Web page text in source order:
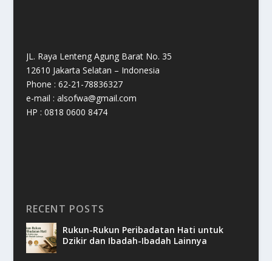
JL. Raya Lenteng Agung Barat No. 35
12610 Jakarta Selatan – Indonesia
Phone : 62-21-78836327
e-mail : alsofwa@gmail.com
HP : 0818 0600 8474
RECENT POSTS
Rukun-Rukun Peribadatan Hati untuk
Dzikir dan Ibadah-Ibadah Lainnya